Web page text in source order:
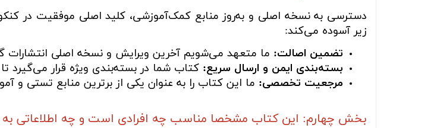
دسترسی به نسخه اصلی و به‌روز منابع کمک‌آموزشی، کلید اصلی موفقیت در
زیر آسوده می‌کند:
تضمین اصالت: ما متعهد می‌شویم آخرین ویرایش و نسخه اصلی انتشارات
بسته‌بندی ایمن و ارسال سریع: کتاب شما در بسته‌بندی ویژه قرار
مرجعیت تخصصی: ما این کتاب را به عنوان یکی از برترین منابع تستی
بخش چهارم: این کتاب مشخصا مناسب چه افرادی است و چه اطلاعاتی